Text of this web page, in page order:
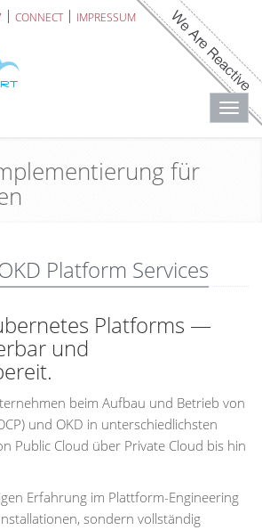
CONNECT IMPRESSUM
für
Platform Services
Platforms —
und
beim Aufbau und Betrieb von
und OKD in unterschiedlichsten
Public Cloud über Private Cloud bis hin
Erfahrung im Plattform-Engineering
sondern vollständig